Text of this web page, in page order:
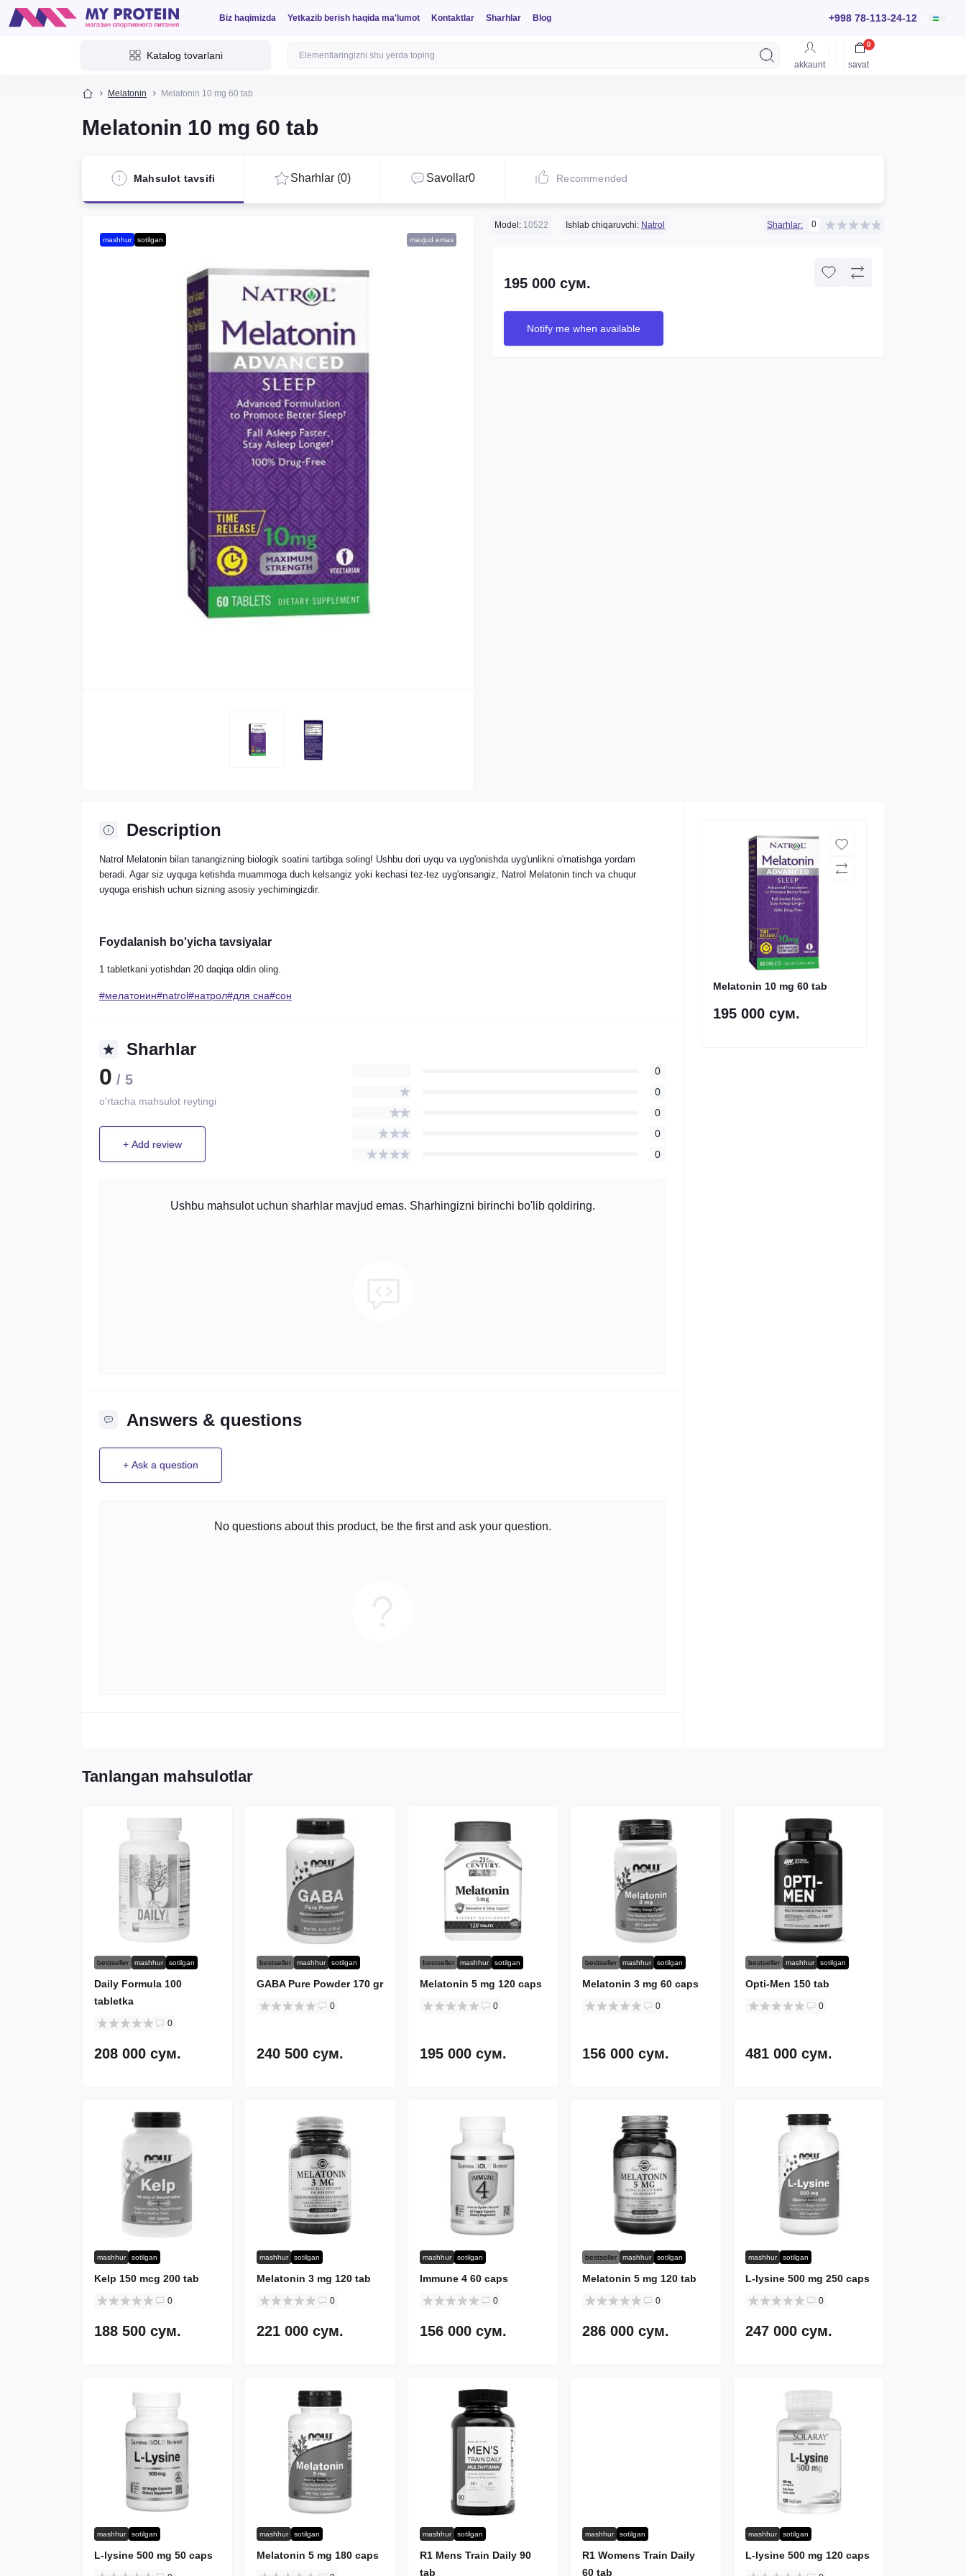
Biz haqimizda Yetkazib berish haqida ma'lumot Kontaktlar Sharhlar Blog +998 78-113-24-12
Katalog tovarlani
akkaunt savat
0
Melatonin Melatonin 10 mg 60 tab
Melatonin 10 mg 60 tab
Mahsulot tavsifi Sharhlar (0) Savollar0 Recommended
mashhur sotilgan mavjud emas
Model: 10522 Ishlab chiqaruvchi: Natrol Sharhlar: 0
195 000 сум.
Notify me when available
Description
Natrol Melatonin bilan tanangizning biologik soatini tartibga soling! Ushbu dori uyqu va uyg'onishda uyg'unlikni o'rnatishga yordam
beradi. Agar siz uyquga ketishda muammoga duch kelsangiz yoki kechasi tez-tez uyg'onsangiz, Natrol Melatonin tinch va chuqur
uyquga erishish uchun sizning asosiy yechimingizdir.
Foydalanish bo'yicha tavsiyalar
1 tabletkani yotishdan 20 daqiqa oldin oling.
#мелатонин#natrol#натрол#для сна#сон
Sharhlar
0 / 5
o'rtacha mahsulot reytingi
+ Add review
0
0
0
0
0
Ushbu mahsulot uchun sharhlar mavjud emas. Sharhingizni birinchi bo'lib qoldiring.
Answers & questions
+ Ask a question
No questions about this product, be the first and ask your question.
Melatonin 10 mg 60 tab
195 000 сум.
Tanlangan mahsulotlar
bestseller mashhur sotilgan
Daily Formula 100
tabletka
0
208 000 сум.
bestseller mashhur sotilgan
GABA Pure Powder 170 gr
0
240 500 сум.
bestseller mashhur sotilgan
Melatonin 5 mg 120 caps
0
195 000 сум.
bestseller mashhur sotilgan
Melatonin 3 mg 60 caps
0
156 000 сум.
bestseller mashhur sotilgan
Opti-Men 150 tab
0
481 000 сум.
mashhur sotilgan
Kelp 150 mcg 200 tab
0
188 500 сум.
mashhur sotilgan
Melatonin 3 mg 120 tab
0
221 000 сум.
mashhur sotilgan
Immune 4 60 caps
0
156 000 сум.
bestseller mashhur sotilgan
Melatonin 5 mg 120 tab
0
286 000 сум.
mashhur sotilgan
L-lysine 500 mg 250 caps
0
247 000 сум.
mashhur sotilgan
L-lysine 500 mg 50 caps
mashhur sotilgan
Melatonin 5 mg 180 caps
mashhur sotilgan
R1 Mens Train Daily 90
tab
mashhur sotilgan
R1 Womens Train Daily
60 tab
mashhur sotilgan
L-lysine 500 mg 120 caps